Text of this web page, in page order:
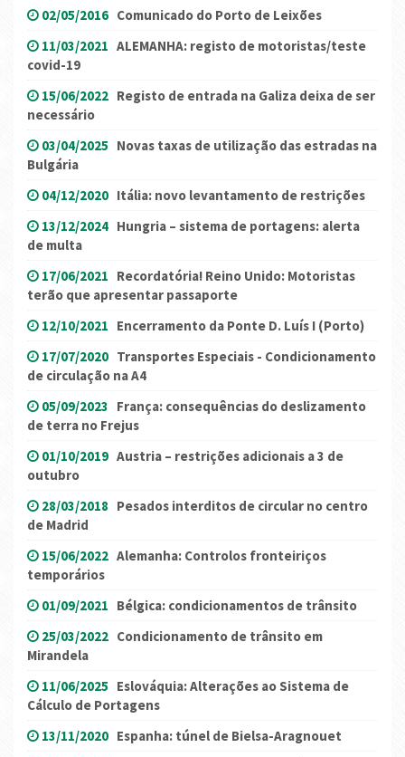
02/05/2016 Comunicado do Porto de Leixões
11/03/2021 ALEMANHA: registo de motoristas/teste
covid-19
15/06/2022 Registo de entrada na Galiza deixa de ser
necessário
03/04/2025 Novas taxas de utilização das estradas na
Bulgária
04/12/2020 Itália: novo levantamento de restrições
13/12/2024 Hungria – sistema de portagens: alerta
de multa
17/06/2021 Recordatória! Reino Unido: Motoristas
terão que apresentar passaporte
12/10/2021 Encerramento da Ponte D. Luís I (Porto)
17/07/2020 Transportes Especiais - Condicionamento
de circulação na A4
05/09/2023 França: consequências do deslizamento
de terra no Frejus
01/10/2019 Austria – restrições adicionais a 3 de
outubro
28/03/2018 Pesados interditos de circular no centro
de Madrid
15/06/2022 Alemanha: Controlos fronteiriços
temporários
01/09/2021 Bélgica: condicionamentos de trânsito
25/03/2022 Condicionamento de trânsito em
Mirandela
11/06/2025 Eslováquia: Alterações ao Sistema de
Cálculo de Portagens
13/11/2020 Espanha: túnel de Bielsa-Aragnouet